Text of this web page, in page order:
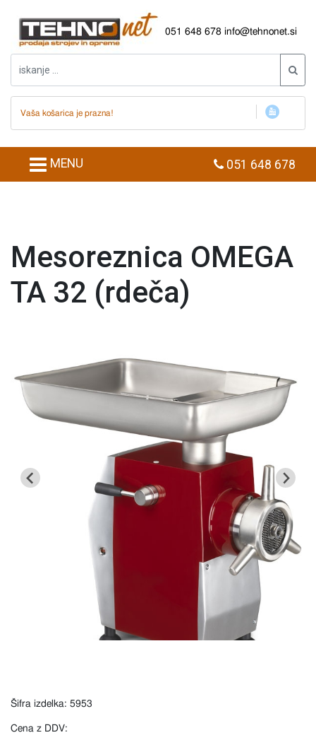
051 648 678 info@tehnonet.si
Vaša košarica je prazna!
MENU 051 648 678
Mesoreznica OMEGA
TA 32 (rdeča)
Šifra izdelka: 5953
Cena z DDV: